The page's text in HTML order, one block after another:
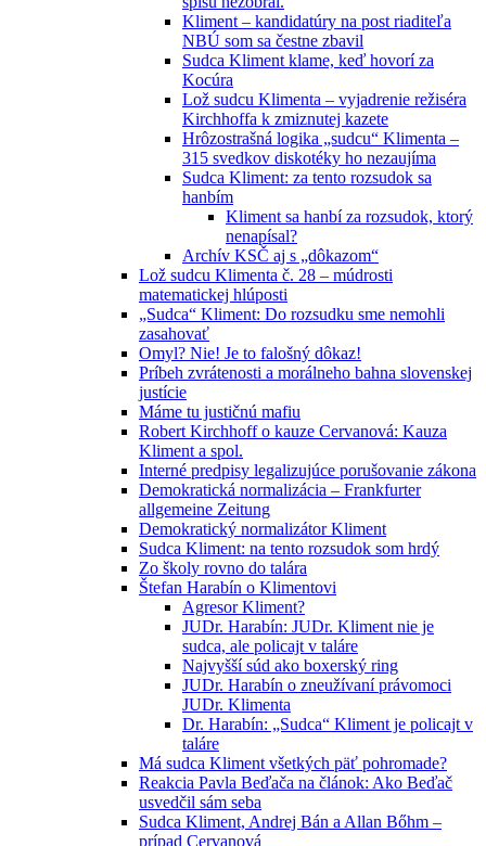
Kliment – kandidatúry na post riaditeľa
NBÚ som sa čestne zbavil
Sudca Kliment klame, keď hovorí za
Kocúra
Lož sudcu Klimenta – vyjadrenie režiséra
Kirchhoffa k zmiznutej kazete
Hrôzostrašná logika „sudcu“ Klimenta –
315 svedkov diskotéky ho nezaujíma
Sudca Kliment: za tento rozsudok sa
hanbím
Kliment sa hanbí za rozsudok, ktorý
nenapísal?
Archív KSČ aj s „dôkazom“
Lož sudcu Klimenta č. 28 – múdrosti
matematickej hlúposti
„Sudca“ Kliment: Do rozsudku sme nemohli
zasahovať
Omyl? Nie! Je to falošný dôkaz!
Príbeh zvrátenosti a morálneho bahna slovenskej
justície
Máme tu justičnú mafiu
Robert Kirchhoff o kauze Cervanová: Kauza
Kliment a spol.
Interné predpisy legalizujúce porušovanie zákona
Demokratická normalizácia – Frankfurter
allgemeine Zeitung
Demokratický normalizátor Kliment
Sudca Kliment: na tento rozsudok som hrdý
Zo školy rovno do talára
Štefan Harabín o Klimentovi
Agresor Kliment?
JUDr. Harabín: JUDr. Kliment nie je
sudca, ale policajt v taláre
Najvyšší súd ako boxerský ring
JUDr. Harabín o zneužívaní právomoci
JUDr. Klimenta
Dr. Harabín: „Sudca“ Kliment je policajt v
taláre
Má sudca Kliment všetkých päť pohromade?
Reakcia Pavla Beďača na článok: Ako Beďač
usvedčil sám seba
Sudca Kliment, Andrej Bán a Allan Bőhm –
prípad Cervanová